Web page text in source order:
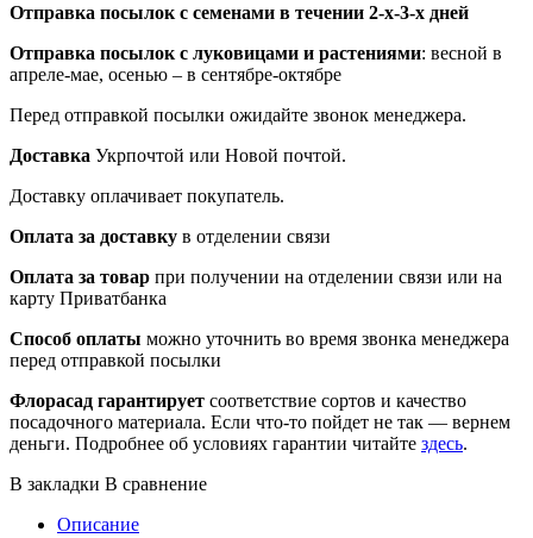
Отправка посылок с семенами в течении 2-х-3-х дней
Отправка посылок с луковицами и растениями: весной в
апреле-мае, осенью – в сентябре-октябре
Перед отправкой посылки ожидайте звонок менеджера.
Доставка Укрпочтой или Новой почтой.
Доставку оплачивает покупатель.
Оплата за доставку в отделении связи
Оплата за товар при получении на отделении связи или на
карту Приватбанка
Способ оплаты можно уточнить во время звонка менеджера
перед отправкой посылки
Флорасад гарантирует соответствие сортов и качество
посадочного материала. Если что-то пойдет не так — вернем
деньги. Подробнее об условиях гарантии читайте здесь.
В закладки В сравнение
Описание